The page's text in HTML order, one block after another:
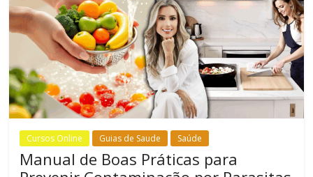
Cursos Online Guias de Saude Saúde
Manual de Boas Práticas para